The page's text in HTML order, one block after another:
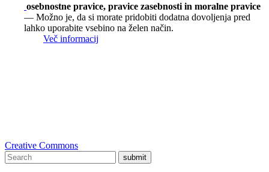
osebnostne pravice, pravice zasebnosti in moralne pravice
— Možno je, da si morate pridobiti dodatna dovoljenja pred
lahko uporabite vsebino na želen način.
Več informacij
Creative Commons
submit